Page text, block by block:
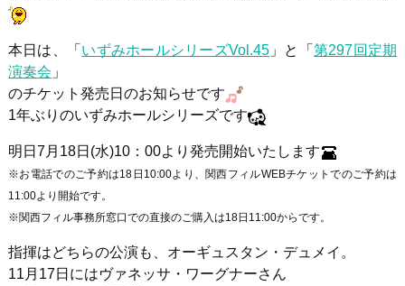
本日は、「 いずみホールシリーズVol.45」と「 第297回定期
演奏会 」
のチケット発売日のお知らせです
1年ぶりのいずみホールシリーズです
明日 7 月 18日 (水)10： 00より発売開始いたします
※お電話でのご予約は18日10:00より、関西フィルWEBチケットでのご予約は
11:00より開始です。
※関西フィル事務所窓口での直接のご購入は18日11:00からです。
指揮はどちらの公演も、オーギュスタン・デュメイ。
11月17日にはヴァネッサ・ワーグナーさん